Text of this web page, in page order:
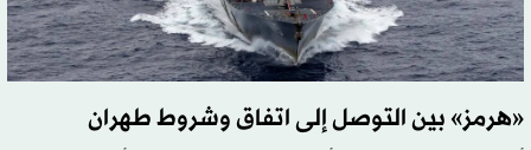
«هرمز» بين التوصل إلى اتفاق وشروط طهران